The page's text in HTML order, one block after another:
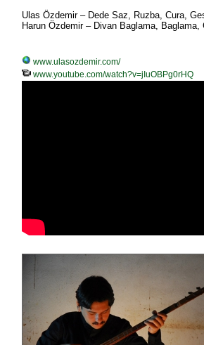
Ulas Özdemir – Dede Saz, Ruzba, Cura,
Harun Özdemir – Divan Baglama, Baglama,
www.ulasozdemir.com/
www.youtube.com/watch?v=jIuOBPg0rHQ